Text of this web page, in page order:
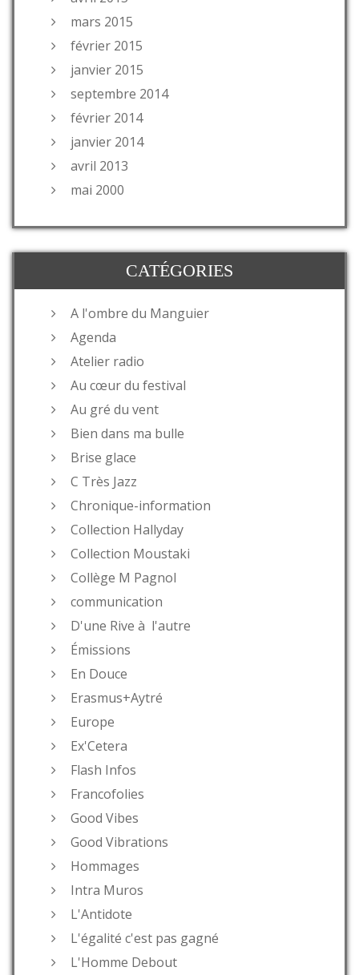
mars 2015
février 2015
janvier 2015
septembre 2014
février 2014
janvier 2014
avril 2013
mai 2000
CATÉGORIES
A l'ombre du Manguier
Agenda
Atelier radio
Au cœur du festival
Au gré du vent
Bien dans ma bulle
Brise glace
C Très Jazz
Chronique-information
Collection Hallyday
Collection Moustaki
Collège M Pagnol
communication
D'une Rive à l'autre
Émissions
En Douce
Erasmus+Aytré
Europe
Ex'Cetera
Flash Infos
Francofolies
Good Vibes
Good Vibrations
Hommages
Intra Muros
L'Antidote
L'égalité c'est pas gagné
L'Homme Debout